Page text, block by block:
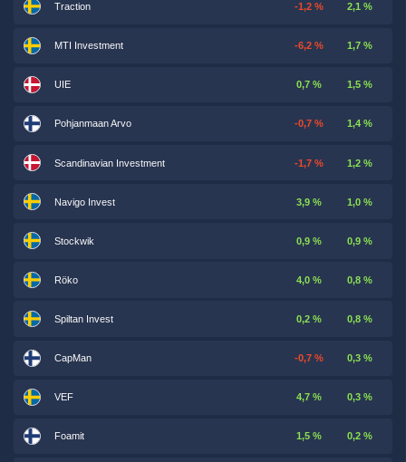
Traction -1,2 % 2,1 %
MTI Investment -6,2 % 1,7 %
UIE 0,7 % 1,5 %
Pohjanmaan Arvo -0,7 % 1,4 %
Scandinavian Investment -1,7 % 1,2 %
Navigo Invest 3,9 % 1,0 %
Stockwik 0,9 % 0,9 %
Röko 4,0 % 0,8 %
Spiltan Invest 0,2 % 0,8 %
CapMan -0,7 % 0,3 %
VEF 4,7 % 0,3 %
Foamit 1,5 % 0,2 %